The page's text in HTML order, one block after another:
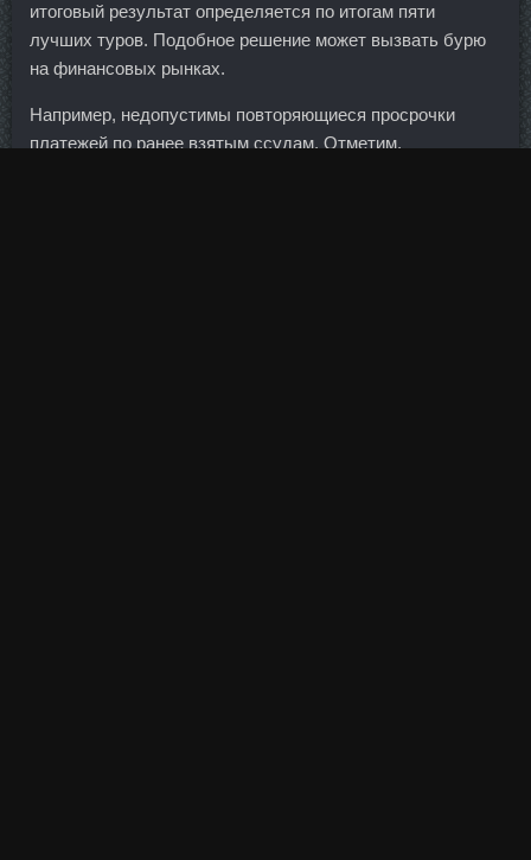
итоговый результат определяется по итогам пяти
лучших туров. Подобное решение может вызвать бурю
на финансовых рынках.
Например, недопустимы повторяющиеся просрочки
платежей по ранее взятым ссудам. Отметим,